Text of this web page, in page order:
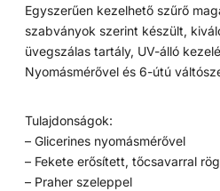
Egyszerűen kezelhető szűrő
szabványok szerint készült,
üvegszálas tartály, UV-álló
Nyomásmérővel és 6-útú
Tulajdonságok:
– Glicerines nyomásmérővel
– Fekete erősített, tőcsavarral
– Praher szeleppel